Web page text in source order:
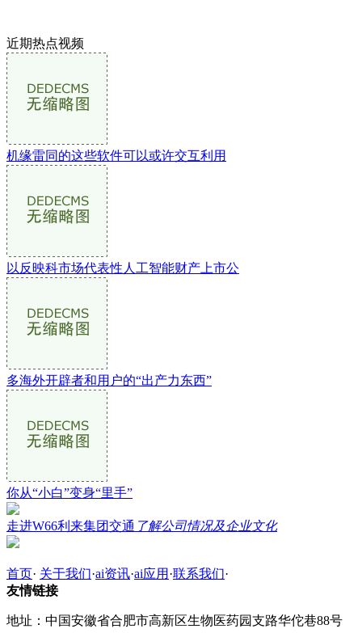
近期热点视频
机缘雷同的这些软件可以或许交互利用
以反映科市场代表性人工智能财产上市公
多海外开辟者和用户的“出产力东西”
你从“小白”变身“里手”
走进W66利来集团交通 了解公司情况及企业文化
首页· 关于我们·ai资讯·ai应用 ·联系我们·
友情链接
地址：中国安徽省合肥市高新区生物医药园支路华佗巷88号